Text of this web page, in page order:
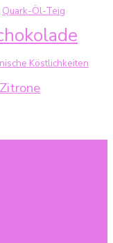
Quark-Öl-Teig
Köstlichkeiten
Zitrone